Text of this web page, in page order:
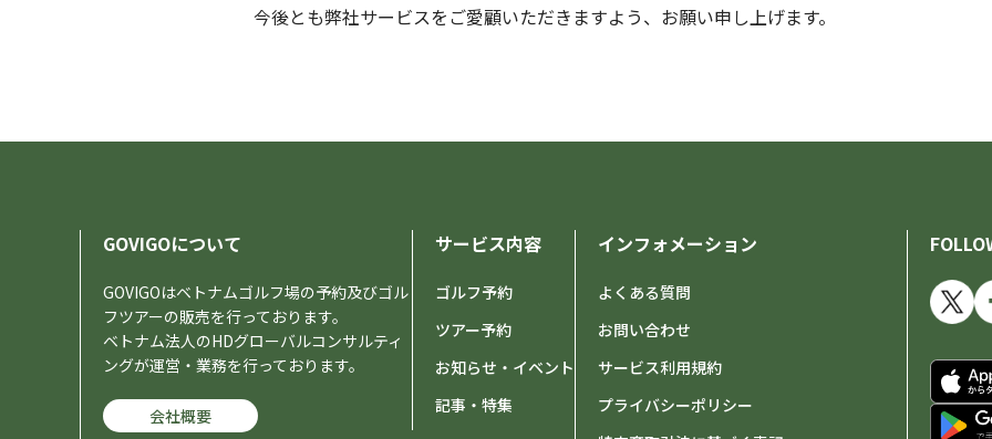
今後とも弊社サービスをご愛顧いただきますよう、お願い申し上げます。
GOVIGOについて
GOVIGOはベトナムゴルフ場の予約及びゴル
フツアーの販売を行っております。
ベトナム法人のHDグローバルコンサルティ
ングが運営・業務を行っております。
会社概要
サービス内容
ゴルフ予約
ツアー予約
お知らせ・イベント
記事・特集
インフォメーション
よくある質問
お問い合わせ
サービス利用規約
プライバシーポリシー